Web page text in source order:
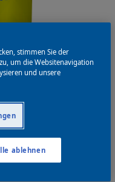
Qualität. Speziell
aber
Kleintransportern.
444 kann der
Bitte verlängerte
stimmen Sie der
um die Websitenavigation
und unsere
ablehnen